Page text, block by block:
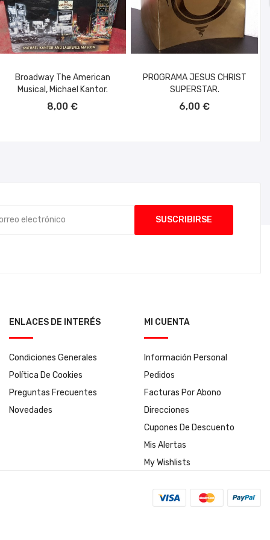
Broadway The American
Musical, Michael Kantor.
8,00 €
PROGRAMA JESUS CHRIST
SUPERSTAR.
6,00 €
ENLACES DE INTERÉS
Condiciones Generales
Política De Cookies
Preguntas Frecuentes
Novedades
MI CUENTA
Información Personal
Pedidos
Facturas Por Abono
Direcciones
Cupones De Descuento
Mis Alertas
My Wishlists